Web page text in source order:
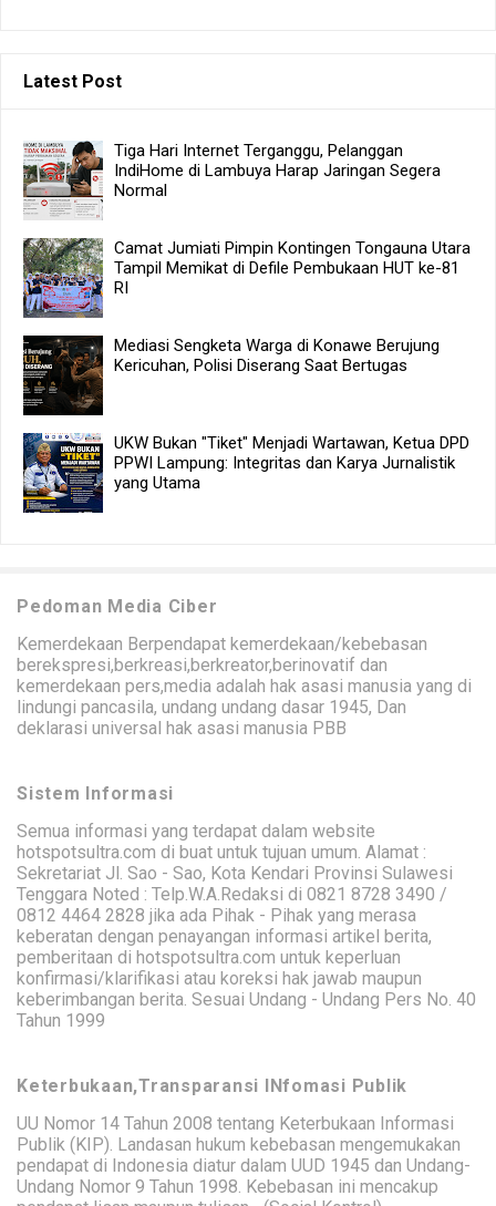
Latest Post
Tiga Hari Internet Terganggu, Pelanggan
IndiHome di Lambuya Harap Jaringan Segera
Normal
Camat Jumiati Pimpin Kontingen Tongauna Utara
Tampil Memikat di Defile Pembukaan HUT ke-81
RI
Mediasi Sengketa Warga di Konawe Berujung
Kericuhan, Polisi Diserang Saat Bertugas
UKW Bukan "Tiket" Menjadi Wartawan, Ketua DPD
PPWI Lampung: Integritas dan Karya Jurnalistik
yang Utama
Pedoman Media Ciber
Kemerdekaan Berpendapat kemerdekaan/kebebasan
berekspresi,berkreasi,berkreator,berinovatif dan
kemerdekaan pers,media adalah hak asasi manusia yang di
lindungi pancasila, undang undang dasar 1945, Dan
deklarasi universal hak asasi manusia PBB
Sistem Informasi
Semua informasi yang terdapat dalam website
hotspotsultra.com di buat untuk tujuan umum. Alamat :
Sekretariat Jl. Sao - Sao, Kota Kendari Provinsi Sulawesi
Tenggara Noted : Telp.W.A.Redaksi di 0821 8728 3490 /
0812 4464 2828 jika ada Pihak - Pihak yang merasa
keberatan dengan penayangan informasi artikel berita,
pemberitaan di hotspotsultra.com untuk keperluan
konfirmasi/klarifikasi atau koreksi hak jawab maupun
keberimbangan berita. Sesuai Undang - Undang Pers No. 40
Tahun 1999
Keterbukaan,Transparansi INfomasi Publik
UU Nomor 14 Tahun 2008 tentang Keterbukaan Informasi
Publik (KIP). Landasan hukum kebebasan mengemukakan
pendapat di Indonesia diatur dalam UUD 1945 dan Undang-
Undang Nomor 9 Tahun 1998. Kebebasan ini mencakup